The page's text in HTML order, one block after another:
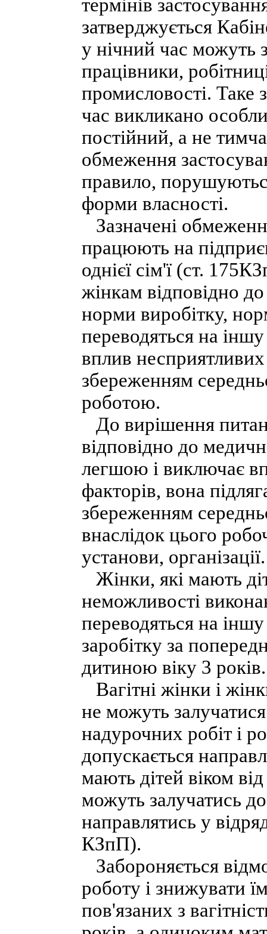
термінів
затверджується
у нічний час можуть
працівники,
промисловості. Таке
час викликано
постійний, а не
обмеження
правило,
форми власності.
Зазначені
працюють на
однієї сім'ї (ст.
жінкам відповідно
норми виробітку,
переводяться на
вплив
збереженням
роботою.
До вирішення
відповідно до
легшою і виключає
факторів, вона
збереженням
внаслідок цього
установи, організації.
Жінки, які мають
неможливості
переводяться на
заробітку за
дитиною віку 3 років.
Вагітні жінки і
не можуть
надурочних робіт і
допускається
мають дітей віком
можуть залучатись
направлятись у
КЗпП).
Забороняється
роботу і знижувати
пов'язаних з